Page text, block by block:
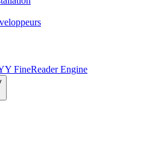
FineReader Engine